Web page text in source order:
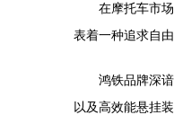
在摩托车市
表着一种追求自
鸿铁品牌深
以及高效能悬挂